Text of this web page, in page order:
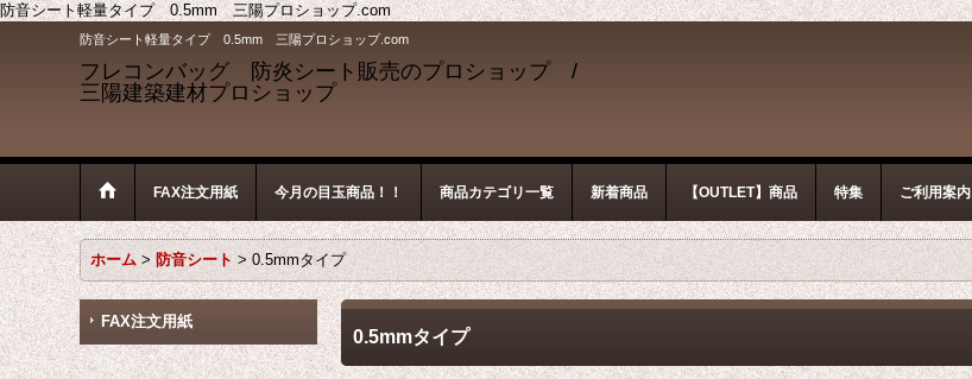
防音シート軽量タイプ 0.5mm 三陽プロショップ.com
防音シート軽量タイプ 0.5mm 三陽プロショップ.com
フレコンバッグ 防炎シート販売のプロショップ /
三陽建築建材プロショップ
FAX注文用紙 今月の目玉商品！！ 商品カテゴリ一覧 新着商品 【OUTLET】商品 特集 ご利用案内
ホーム > 防音シート > 0.5mmタイプ
FAX注文用紙
0.5mmタイプ